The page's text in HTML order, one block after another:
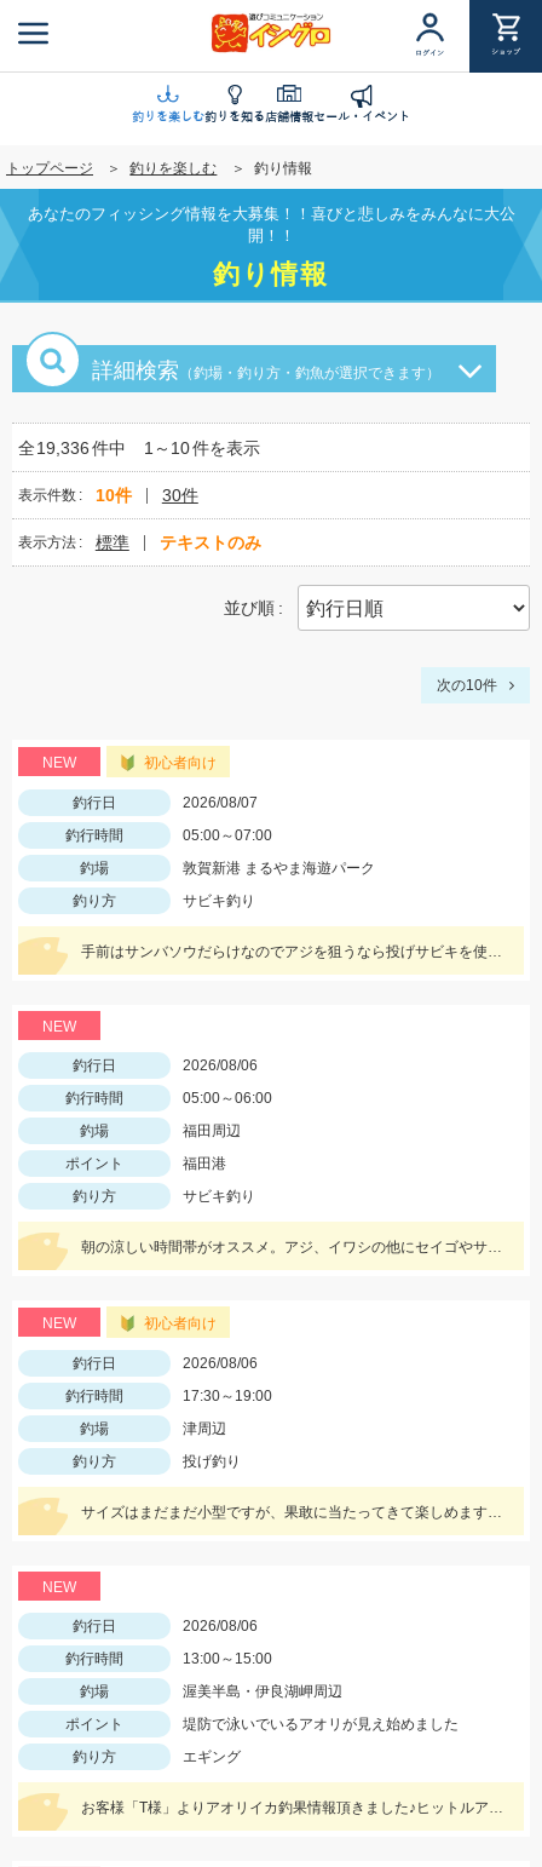
ン
に
移
動
ログイン ショップ
釣りを楽しむ釣りを知る店舗情報セール・イベント
トップページ 釣りを楽しむ 釣り情報
あなたのフィッシング情報を大募集！！喜びと悲しみをみんなに大公
開！！
釣り情報
詳細検索 （釣場・釣り方・釣魚が選択できます）
全19,336件中 1～10件を表示
表示件数 10件 30件
表示方法 標準 テキストのみ
並び順
次の10件
NEW 初心者向け
釣行日
2026/08/07
釣行時間
05:00～07:00
釣場
敦賀新港 まるやま海遊パーク
釣り方
サビキ釣り
手前はサンバソウだらけなのでアジを狙うなら投げサビキを使いましょう♪
NEW
釣行日
2026/08/06
釣行時間
05:00～06:00
釣場
福田周辺
ポイント
福田港
釣り方
サビキ釣り
朝の涼しい時間帯がオススメ。アジ、イワシの他にセイゴやサッパ、メッキなども。仕掛けは『Tsulinoママカリ4号、ケイムラスキン4号』でOK。餌付け器で針にエサを付ければアタリはかなり増えますよ♪
NEW 初心者向け
釣行日
2026/08/06
釣行時間
17:30～19:00
釣場
津周辺
釣り方
投げ釣り
サイズはまだまだ小型ですが、果敢に当たってきて楽しめますよ！
NEW
釣行日
2026/08/06
釣行時間
13:00～15:00
釣場
渥美半島・伊良湖岬周辺
ポイント
堤防で泳いでいるアオリが見え始めました
釣り方
エギング
お客様「T様」よりアオリイカ釣果情報頂きました♪ヒットルアーはツリノTHEエギの２．５サイズ。5杯ほど泳いでいるイカも目撃、バラシもあったそうです。今後は三河湾内にもどんどん入ってきそうですね！